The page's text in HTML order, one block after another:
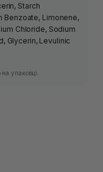
Starch
Benzoate, Limonene,
Chloride, Sodium
Glycerin, Levulinic
упаковці.